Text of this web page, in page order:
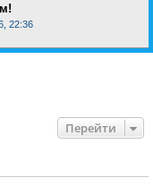
22:36
Перейти